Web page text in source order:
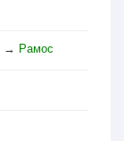
→ Рамос